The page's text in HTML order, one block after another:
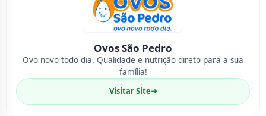
Ovos São Pedro
Ovo novo todo dia. Qualidade e nutrição direto para a sua
família!
Visitar Site➔